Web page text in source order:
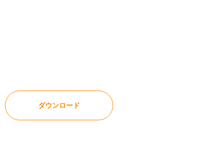
ダウンロード